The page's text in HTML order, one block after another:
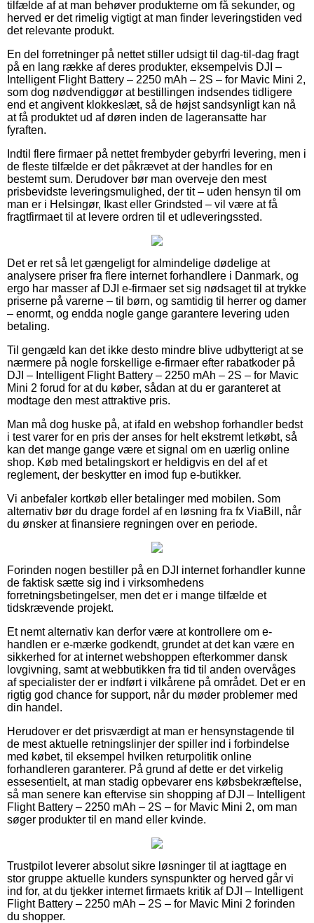
tilfælde af at man behøver produkterne om få sekunder, og
herved er det rimelig vigtigt at man finder leveringstiden ved
det relevante produkt.
En del forretninger på nettet stiller udsigt til dag-til-dag fragt
på en lang række af deres produkter, eksempelvis DJI –
Intelligent Flight Battery – 2250 mAh – 2S – for Mavic Mini 2,
som dog nødvendiggør at bestillingen indsendes tidligere
end et angivent klokkeslæt, så de højst sandsynligt kan nå
at få produktet ud af døren inden de lageransatte har
fyraften.
Indtil flere firmaer på nettet frembyder gebyrfri levering, men i
de fleste tilfælde er det påkrævet at der handles for en
bestemt sum. Derudover bør man overveje den mest
prisbevidste leveringsmulighed, der tit – uden hensyn til om
man er i Helsingør, Ikast eller Grindsted – vil være at få
fragtfirmaet til at levere ordren til et udleveringssted.
Det er ret så let gængeligt for almindelige dødelige at
analysere priser fra flere internet forhandlere i Danmark, og
ergo har masser af DJI e-firmaer set sig nødsaget til at trykke
priserne på varerne – til børn, og samtidig til herrer og damer
– enormt, og endda nogle gange garantere levering uden
betaling.
Til gengæld kan det ikke desto mindre blive udbytterigt at se
nærmere på nogle forskellige e-firmaer efter rabatkoder på
DJI – Intelligent Flight Battery – 2250 mAh – 2S – for Mavic
Mini 2 forud for at du køber, sådan at du er garanteret at
modtage den mest attraktive pris.
Man må dog huske på, at ifald en webshop forhandler bedst
i test varer for en pris der anses for helt ekstremt letkøbt, så
kan det mange gange være et signal om en uærlig online
shop. Køb med betalingskort er heldigvis en del af et
reglement, der beskytter en imod fup e-butikker.
Vi anbefaler kortkøb eller betalinger med mobilen. Som
alternativ bør du drage fordel af en løsning fra fx ViaBill, når
du ønsker at finansiere regningen over en periode.
Forinden nogen bestiller på en DJI internet forhandler kunne
de faktisk sætte sig ind i virksomhedens
forretningsbetingelser, men det er i mange tilfælde et
tidskrævende projekt.
Et nemt alternativ kan derfor være at kontrollere om e-
handlen er e-mærke godkendt, grundet at det kan være en
sikkerhed for at internet webshoppen efterkommer dansk
lovgivning, samt at webbutikken fra tid til anden overvåges
af specialister der er indført i vilkårene på området. Det er en
rigtig god chance for support, når du møder problemer med
din handel.
Herudover er det prisværdigt at man er hensynstagende til
de mest aktuelle retningslinjer der spiller ind i forbindelse
med købet, til eksempel hvilken returpolitik online
forhandleren garanterer. På grund af dette er det virkelig
essesentielt, at man stadig opbevarer ens købsbekræftelse,
så man senere kan eftervise sin shopping af DJI – Intelligent
Flight Battery – 2250 mAh – 2S – for Mavic Mini 2, om man
søger produkter til en mand eller kvinde.
Trustpilot leverer absolut sikre løsninger til at iagttage en
stor gruppe aktuelle kunders synspunkter og herved går vi
ind for, at du tjekker internet firmaets kritik af DJI – Intelligent
Flight Battery – 2250 mAh – 2S – for Mavic Mini 2 forinden
du shopper.